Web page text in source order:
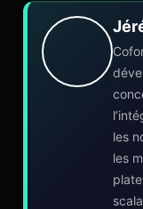
les
les